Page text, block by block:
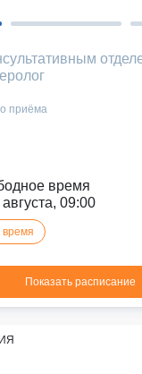
приёма
время
09:00
время
Показать расписание